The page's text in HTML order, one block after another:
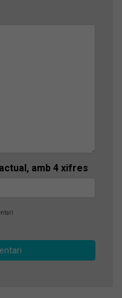
amb 4 xifres